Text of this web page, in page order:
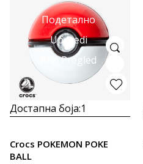
Подетално
Uporedi
Brzi Pregled
Достапна боја:1
Crocs POKEMON POKE
BALL